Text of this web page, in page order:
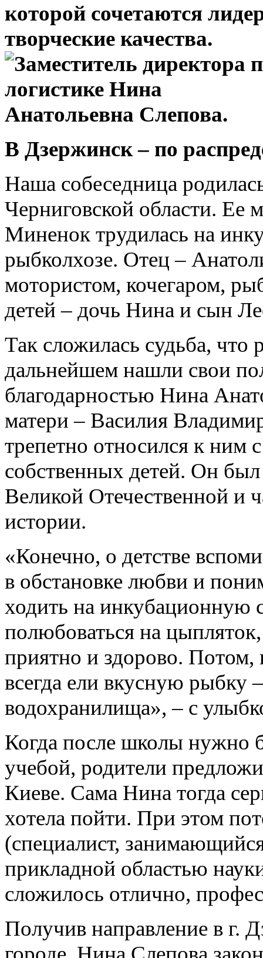
В Дзержинск – по
Наша собеседница
Черниговской области. Ее
Миненок трудилась на
рыбколхозе. Отец –
мотористом, кочегаром,
детей – дочь Нина и сын
Так сложилась судьба, что
дальнейшем нашли свои
благодарностью Нина
матери – Василия
трепетно относился к ним
собственных детей. Он
Великой Отечественной и
истории.
«Конечно, о детстве
в обстановке любви и
ходить на инкубационную
полюбоваться на
приятно и здорово. Потом,
всегда ели вкусную рыбку
водохранилища», – с
Когда после школы нужно
учебой, родители
Киеве. Сама Нина тогда
хотела пойти. При этом
(специалист,
прикладной областью
сложилось отлично,
Получив направление в г.